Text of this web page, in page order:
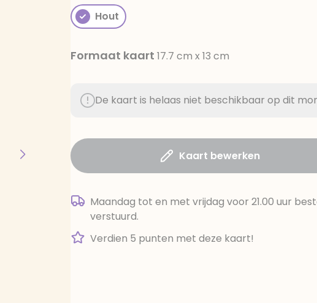
Hout
Formaat kaart 17.7 cm x 13 cm
De kaart is helaas niet beschikbaar op dit
Kaart bewerken
Maandag tot en met vrijdag voor 21.00 uur
verstuurd.
Verdien 5 punten met deze kaart!